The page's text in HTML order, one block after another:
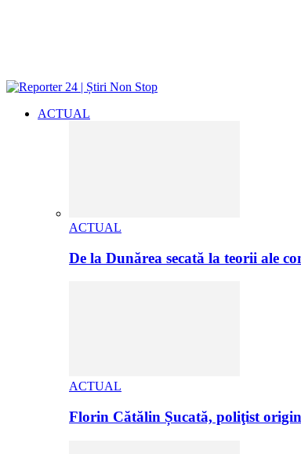
ACTUAL
ACTUAL
De la Dunărea secată la teorii ale
ACTUAL
Florin Cătălin Șucată, poliţist